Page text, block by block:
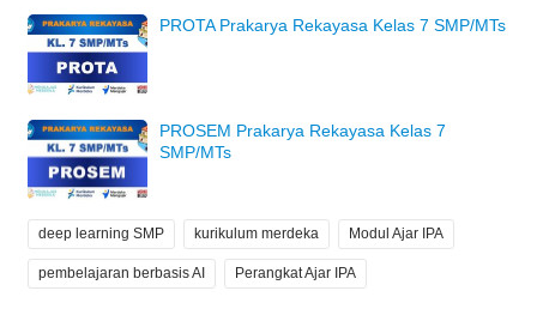
PROTA Prakarya Rekayasa Kelas 7 SMP/MTs
PROSEM Prakarya Rekayasa Kelas 7
SMP/MTs
deep learning SMP kurikulum merdeka Modul Ajar IPA
pembelajaran berbasis AI Perangkat Ajar IPA